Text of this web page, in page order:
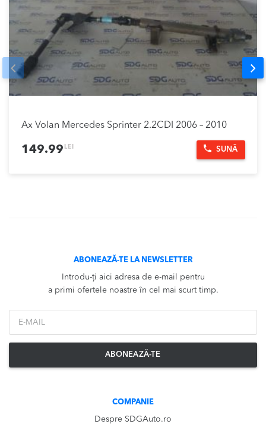
Ax Volan Mercedes Sprinter 2.2CDI 2006 – 2010
149.99 LEI SUNĂ
Prev
ABONEAZĂ-TE LA NEWSLETTER
Introdu-ți aici adresa de e-mail pentru
a primi ofertele noastre în cel mai scurt timp.
ABONEAZĂ-TE
COMPANIE
Despre SDGAuto.ro